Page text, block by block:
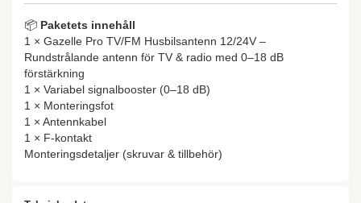
📦 Paketets innehåll
1 × Gazelle Pro TV/FM Husbilsantenn 12/24V –
Rundstrålande antenn för TV & radio med 0–18 dB
förstärkning
1 × Variabel signalbooster (0–18 dB)
1 × Monteringsfot
1 × Antennkabel
1 × F-kontakt
Monteringsdetaljer (skruvar & tillbehör)